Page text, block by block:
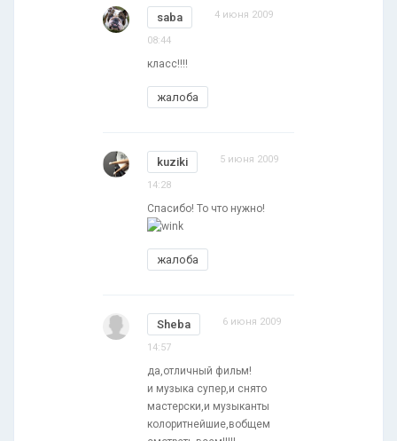
saba 4 июня 2009
08:44
класс!!!!
жалоба
kuziki 5 июня 2009
14:28
Спасибо! То что нужно!
жалоба
Sheba 6 июня 2009
14:57
да,отличный фильм!
и музыка супер,и снято
мастерски,и музыканты
колоритнейшие,вобщем